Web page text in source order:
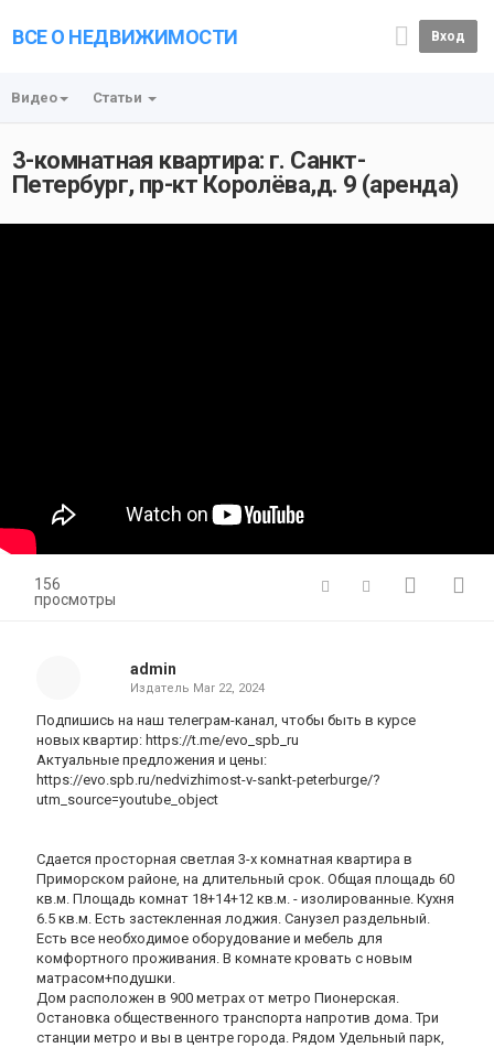
ВСЕ О НЕДВИЖИМОСТИ Вход
Видео Статьи
3-комнатная квартира: г. Санкт-
Петербург, пр-кт Королёва,д. 9 (аренда)
156
просмотры
admin
Издатель Mar 22, 2024
Подпишись на наш телеграм-канал, чтобы быть в курсе
новых квартир: https://t.me/evo_spb_ru
Актуальные предложения и цены:
https://evo.spb.ru/nedvizhimost-v-sankt-peterburge/?
utm_source=youtube_object
Сдается просторная светлая 3-х комнатная квартира в
Приморском районе, на длительный срок. Общая площадь 60
кв.м. Площадь комнат 18+14+12 кв.м. - изолированные. Кухня
6.5 кв.м. Есть застекленная лоджия. Санузел раздельный.
Есть все необходимое оборудование и мебель для
комфортного проживания. В комнате кровать с новым
матрасом+подушки.
Дом расположен в 900 метрах от метро Пионерская.
Остановка общественного транспорта напротив дома. Три
станции метро и вы в центре города. Рядом Удельный парк,